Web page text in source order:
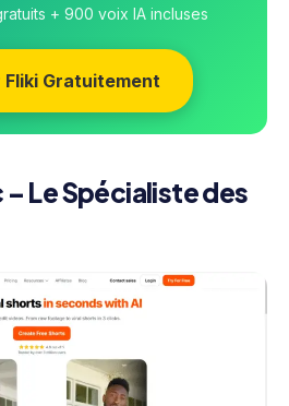
+ 900 voix IA incluses
Fliki Gratuitement
Le Spécialiste des